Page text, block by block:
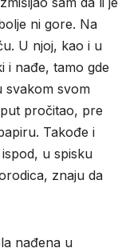
ni gore. Na
U njoj, kao i u
i nađe, tamo gde
svakom svom
pročitao, pre
Takođe i
u spisku
znaju da
nađena u